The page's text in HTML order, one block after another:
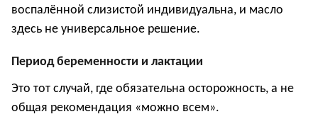
воспалённой слизистой индивидуальна, и масло
здесь не универсальное решение.
Период беременности и лактации
Это тот случай, где обязательна осторожность, а не
общая рекомендация «можно всем».